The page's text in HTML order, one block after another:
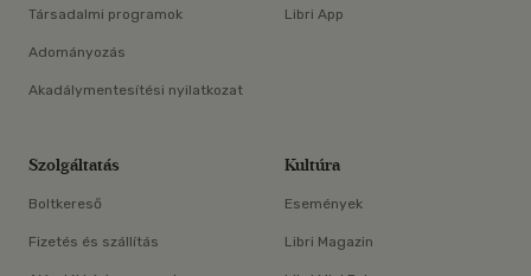
Társadalmi programok
Adományozás
Akadálymentesítési nyilatkozat
Libri App
Szolgáltatás
Boltkereső
Fizetés és szállítás
Kultúra
Események
Libri Magazin